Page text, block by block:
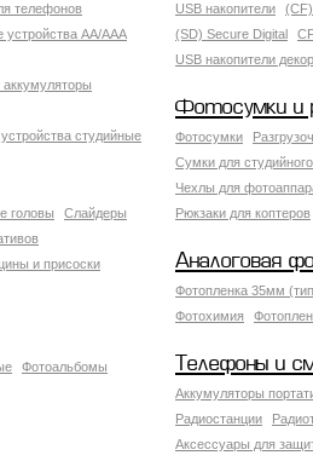
телефонов
устройства AA/AAA
студийные
USB накопители
(SD) Secure Digital
USB накопители
Фотосумки и
Фотосумки
Сумки для
Чехлы для
Рюкзаки для коптеров
головы
Слайдеры
и присоски
Аналоговая
Фотопленка 35мм
Фотохимия
Фотоальбомы
Телефоны и
Аккумуляторы
Радиостанции
Аксессуары для